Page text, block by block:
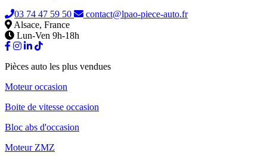
03 74 47 59 50
contact@lpao-piece-auto.fr
Alsace, France
Lun-Ven 9h-18h
Pièces auto les plus vendues
Moteur occasion
Boite de vitesse occasion
Bloc abs d'occasion
Moteur ZMZ